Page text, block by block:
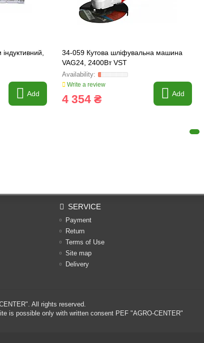
Add
34-059 Кутова шліфувальна машина
VAG24, 2400Вт VST
Write a review
4 354 ₴ Add
SERVICE
Payment
Return
Terms of Use
Site map
Delivery
. All rights reserved.
is possible only with written consent PEF "AGRO-CENTER"